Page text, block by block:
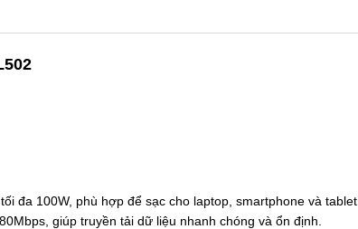
đa 100W, phù hợp để sạc cho laptop, smartphone và tablet.
giúp truyền tải dữ liệu nhanh chóng và ổn định.